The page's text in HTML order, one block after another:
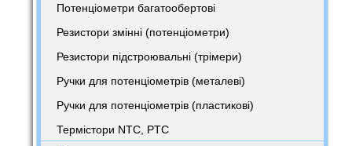
Потенціометри багатообертові
Резистори змінні (потенціометри)
Резистори підстроювальні (трімери)
Ручки для потенціометрів (металеві)
Ручки для потенціометрів (пластикові)
Термістори NTC, PTC